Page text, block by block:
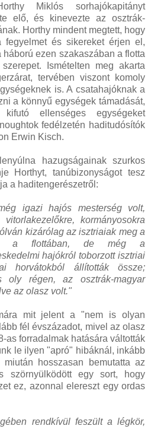
Miklós sorhajókapitányt
elő, és kinevezte az osztrák-
Horthy mindent megtett, hogy
fegyelmet és sikereket érjen el,
ezen szakaszában a flotta
Ismételten meg akarta
tervében viszont komoly
is. A csatahajóknak a
a könnyű egységek támadását,
ellenséges egységeket
fedélzetén haditudósítók
Erwin Kisch.
hazugságainak szurkos
Horthyt, tanúbizonyságot tesz
a haditengerészetről:
igazi hajós mesterség volt,
kormányosokra
kizárólag az isztriaiak meg a
a flottában, de még a
hajókról toborzott isztriai
horvátokból állították össze;
oly régen, az osztrák-magyar
az olasz volt."
mit jelent a "nem is olyan
fél évszázadot, mivel az olasz
as forradalmak hatására váltották
le ilyen "apró" hibáknál, inkább
hosszasan bemutatta az
szörnyülködött egy sort, hogy
ez, azonnal elereszt egy ordas
rendkívül feszült a légkör,